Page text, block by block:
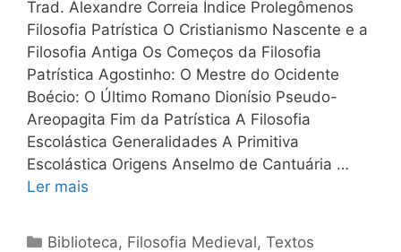
Trad. Alexandre Correia Índice Prolegômenos
Filosofia Patrística O Cristianismo Nascente e a
Filosofia Antiga Os Começos da Filosofia
Patrística Agostinho: O Mestre do Ocidente
Boécio: O Último Romano Dionísio Pseudo-
Areopagita Fim da Patrística A Filosofia
Escolástica Generalidades A Primitiva
Escolástica Origens Anselmo de Cantuária …
Ler mais
Categorias
Biblioteca, Filosofia Medieval,Textos